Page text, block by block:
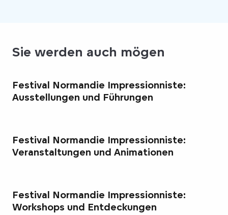
Sie werden auch mögen
Festival Normandie Impressionniste:
Ausstellungen und Führungen
Festival Normandie Impressionniste:
Veranstaltungen und Animationen
Festival Normandie Impressionniste:
Workshops und Entdeckungen